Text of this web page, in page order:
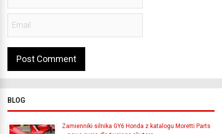
BLOG
Zamienniki silnika GY6 Honda z katalogu Moretti Parts